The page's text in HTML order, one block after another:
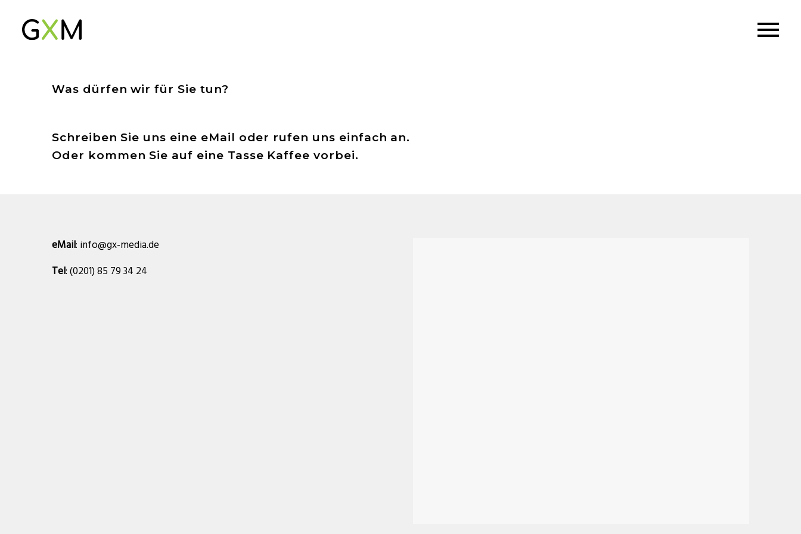
Was dürfen wir für Sie tun?
Schreiben Sie uns eine eMail oder rufen uns einfach an.
Oder kommen Sie auf eine Tasse Kaffee vorbei.
eMail: info@gx-media.de
Tel:(0201) 85 79 34 24